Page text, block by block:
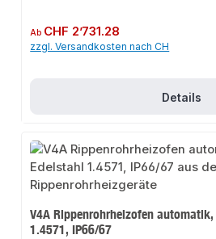
Regulärer Preis:
Ab CHF 2’731.28
zzgl. Versandkosten nach CH
Details
V4A Rippenrohrheizofen
1.4571, IP66/67